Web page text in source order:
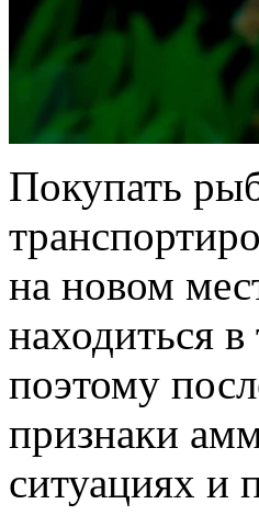
Покупать
на новом
находиться
поэтому
признаки
ситуациях и